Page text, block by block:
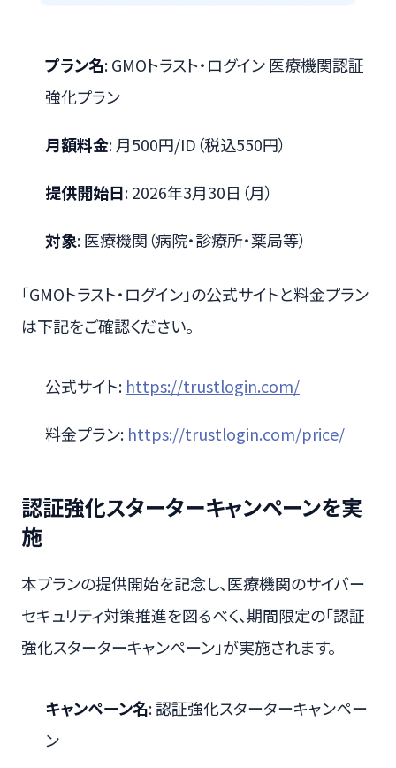
プラン名: GMOトラスト・ログイン 医療機関認証
強化プラン
月額料金: 月500円/ID（税込550円）
提供開始日: 2026年3月30日（月）
対象: 医療機関（病院・診療所・薬局等）
「GMOトラスト・ログイン」の公式サイトと料金プラン
は下記をご確認ください。
公式サイト: https://trustlogin.com/
料金プラン: https://trustlogin.com/price/
認証強化スターターキャンペーンを実
施
本プランの提供開始を記念し、医療機関のサイバー
セキュリティ対策推進を図るべく、期間限定の「認証
強化スターターキャンペーン」が実施されます。
キャンペーン名: 認証強化スターターキャンペー
ン